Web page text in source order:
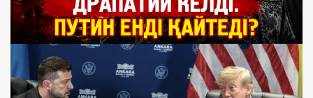
Qonaev sotındağı teketires: 187 tomdıq jwmbaq, «zañsız
qamau» dau, sud'yağa ekinşi märte otvod
1 ay bwrın
Kosmetikalıq jañaru ädeti: «Amanat» pen «Ädiletti» qauışuı
– sayasi jañaru ma, älde nomenklaturalıq kamuflyaj ba?
1 ay bwrın